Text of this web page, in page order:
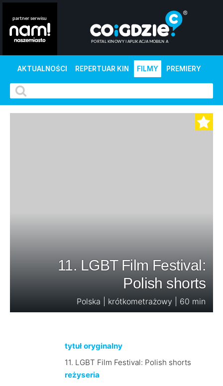
AKTUALNOŚCI REPERTUAR KIN FILMY PREMIERY
11. LGBT Film Festival:
Polish shorts
Polska | krótkometrażowy | 60 min
tytuł oryginalny
11. LGBT Film Festival: Polish shorts
reżyseria